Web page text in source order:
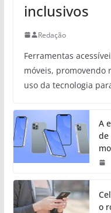
inclusivos
Redação
Ferramentas
móveis, promovendo
uso da tecnologia
A
de
o